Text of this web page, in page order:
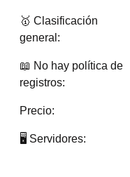
🥇 Clasificación
general:
📖 No hay política de
registros:
Precio:
🖥️ Servidores: